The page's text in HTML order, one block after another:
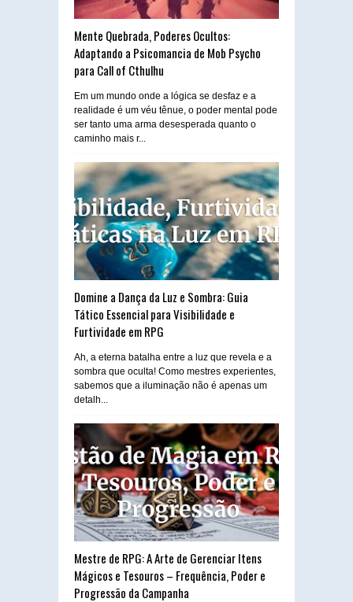
Mente Quebrada, Poderes Ocultos:
Adaptando a Psicomancia de Mob Psycho
para Call of Cthulhu
Em um mundo onde a lógica se desfaz e a
realidade é um véu tênue, o poder mental pode
ser tanto uma arma desesperada quanto o
caminho mais r...
Domine a Dança da Luz e Sombra: Guia
Tático Essencial para Visibilidade e
Furtividade em RPG
Ah, a eterna batalha entre a luz que revela e a
sombra que oculta! Como mestres experientes,
sabemos que a iluminação não é apenas um
detalh...
Mestre de RPG: A Arte de Gerenciar Itens
Mágicos e Tesouros – Frequência, Poder e
Progressão da Campanha